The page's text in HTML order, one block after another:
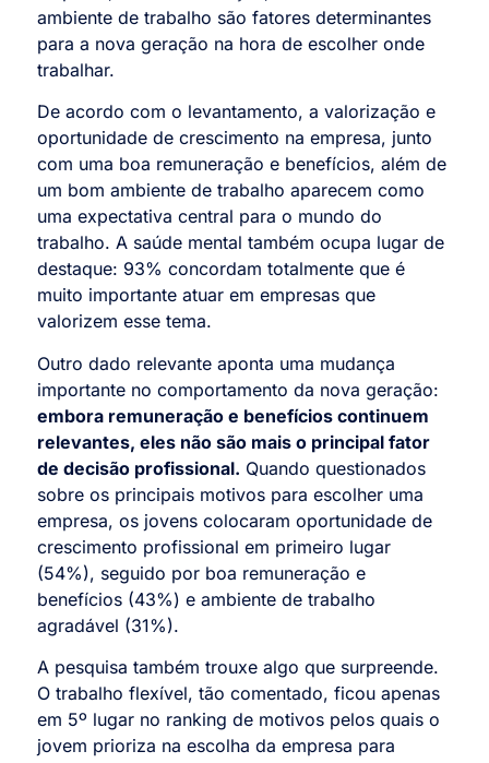
ambiente de trabalho são fatores determinantes
para a nova geração na hora de escolher onde
trabalhar.
De acordo com o levantamento, a valorização e
oportunidade de crescimento na empresa, junto
com uma boa remuneração e benefícios, além de
um bom ambiente de trabalho aparecem como
uma expectativa central para o mundo do
trabalho. A saúde mental também ocupa lugar de
destaque: 93% concordam totalmente que é
muito importante atuar em empresas que
valorizem esse tema.
Outro dado relevante aponta uma mudança
importante no comportamento da nova geração:
embora remuneração e benefícios continuem
relevantes, eles não são mais o principal fator
de decisão profissional. Quando questionados
sobre os principais motivos para escolher uma
empresa, os jovens colocaram oportunidade de
crescimento profissional em primeiro lugar
(54%), seguido por boa remuneração e
benefícios (43%) e ambiente de trabalho
agradável (31%).
A pesquisa também trouxe algo que surpreende.
O trabalho flexível, tão comentado, ficou apenas
em 5º lugar no ranking de motivos pelos quais o
jovem prioriza na escolha da empresa para